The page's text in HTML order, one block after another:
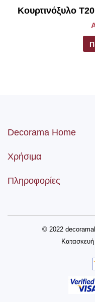
Κουρτινόξυλο
Decorama Home
Χρήσιμα
Πληροφορίες
© 2022
Κατασκευή